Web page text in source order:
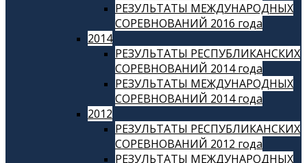
РЕЗУЛЬТАТЫ МЕЖДУНАРОДНЫХ
СОРЕВНОВАНИЙ 2016 года
2014
РЕЗУЛЬТАТЫ РЕСПУБЛИКАНСКИХ
СОРЕВНОВАНИЙ 2014 года
РЕЗУЛЬТАТЫ МЕЖДУНАРОДНЫХ
СОРЕВНОВАНИЙ 2014 года
2012
РЕЗУЛЬТАТЫ РЕСПУБЛИКАНСКИХ
СОРЕВНОВАНИЙ 2012 года
РЕЗУЛЬТАТЫ МЕЖДУНАРОДНЫХ